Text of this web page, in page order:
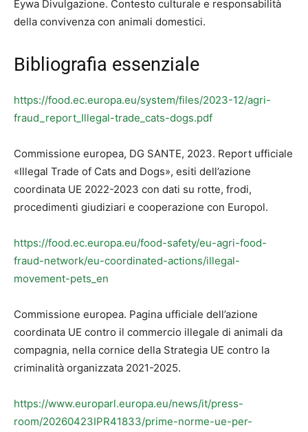
Eywa Divulgazione. Contesto culturale e responsabilità
della convivenza con animali domestici.
Bibliografia essenziale
https://food.ec.europa.eu/system/files/2023-12/agri-
fraud_report_Illegal-trade_cats-dogs.pdf
Commissione europea, DG SANTE, 2023. Report ufficiale
«Illegal Trade of Cats and Dogs», esiti dell’azione
coordinata UE 2022-2023 con dati su rotte, frodi,
procedimenti giudiziari e cooperazione con Europol.
https://food.ec.europa.eu/food-safety/eu-agri-food-
fraud-network/eu-coordinated-actions/illegal-
movement-pets_en
Commissione europea. Pagina ufficiale dell’azione
coordinata UE contro il commercio illegale di animali da
compagnia, nella cornice della Strategia UE contro la
criminalità organizzata 2021-2025.
https://www.europarl.europa.eu/news/it/press-
room/20260423IPR41833/prime-norme-ue-per-